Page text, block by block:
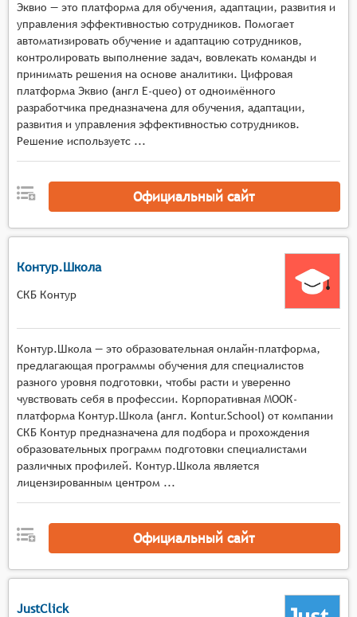
организация взаимодействия между
участниками учебного процесса
(обучающимися, преподавателями,
администраторами),
реализация различных форматов обучения
(вебинары, онлайн-лекции, интерактивные
задания, тесты),
отслеживание прогресса обучения и
формирование индивидуальных траекторий
обучения,
оценка знаний и навыков обучающихся
контроля.
Эквио — это платформа для обучения, адаптации, развития и
управления эффективностью сотрудников. Помогает
автоматизировать обучение и адаптацию сотрудников,
контролировать выполнение задач, вовлекать команды и
принимать решения на основе аналитики. Цифровая
платформа Эквио (англ E-queo) от одноимённого
разработчика предназначена для обучения, адаптации,
развития и управления эффективностью сотрудников.
Решение используетс ...
Официальный сайт
Контур.Школа
СКБ Контур
Контур.Школа — это образовательная онлайн-платформа,
предлагающая программы обучения для специалистов
разного уровня подготовки, чтобы расти и уверенно
чувствовать себя в профессии. Корпоративная МООК-
платформа Контур.Школа (англ. Kontur.School) от компании
СКБ Контур предназначена для подбора и прохождения
образовательных программ подготовки специалистами
различных профилей. Контур.Школа является
лицензированным центром ...
Официальный сайт
JustClick